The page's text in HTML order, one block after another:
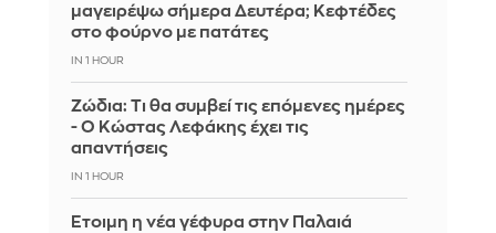
μαγειρέψω σήμερα Δευτέρα; Κεφτέδες
στο φούρνο με πατάτες
IN 1 HOUR
Ζώδια: Τι θα συμβεί τις επόμενες ημέρες
- Ο Κώστας Λεφάκης έχει τις
απαντήσεις
IN 1 HOUR
Έτοιμη η νέα γέφυρα στην Παλαιά